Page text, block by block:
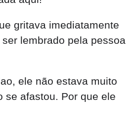
gritava imediatamente
lembrado pela pessoa
ele não estava muito
se afastou. Por que ele